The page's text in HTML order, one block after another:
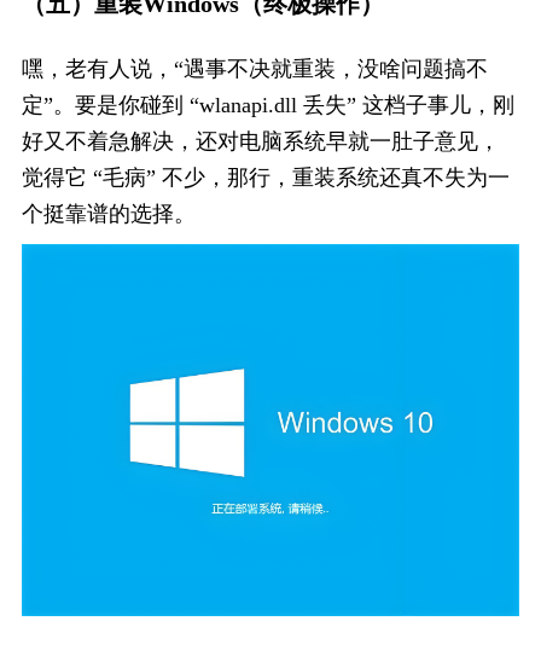
嘿，老有人说，“遇事不决就重装，没啥问题搞不
定”。要是你碰到 “wlanapi.dll 丢失” 这档子事儿，刚
好又不着急解决，还对电脑系统早就一肚子意见，
觉得它 “毛病” 不少，那行，重装系统还真不失为一
个挺靠谱的选择。